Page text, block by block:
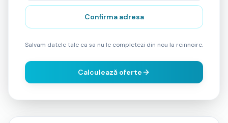
Confirma adresa
Salvam datele tale ca sa nu le completezi din nou la reinnoire.
Calculează oferte